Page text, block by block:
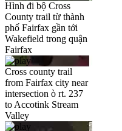
Hình đi bộ Cross
County trail từ thành
phố Fairfax gần tới
Wakefield trong quận
Fairfax
Cross county trail
from Fairfax city near
intersection ò rt. 237
to Accotink Stream
Valley